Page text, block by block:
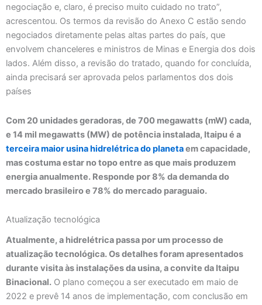
negociação e, claro, é preciso muito cuidado no trato”,
acrescentou. Os termos da revisão do Anexo C estão sendo
negociados diretamente pelas altas partes do país, que
envolvem chanceleres e ministros de Minas e Energia dos dois
lados. Além disso, a revisão do tratado, quando for concluída,
ainda precisará ser aprovada pelos parlamentos dos dois
países
Com 20 unidades geradoras, de 700 megawatts (mW) cada,
e 14 mil megawatts (MW) de potência instalada, Itaipu é a
terceira maior usina hidrelétrica do planetaem capacidade,
mas costuma estar no topo entre as que mais produzem
energia anualmente. Responde por 8% da demanda do
mercado brasileiro e 78% do mercado paraguaio.
Atualização tecnológica
Atualmente, a hidrelétrica passa por um processo de
atualização tecnológica. Os detalhes foram apresentados
durante visita às instalações da usina, a convite da Itaipu
Binacional. O plano começou a ser executado em maio de
2022 e prevê 14 anos de implementação, com conclusão em